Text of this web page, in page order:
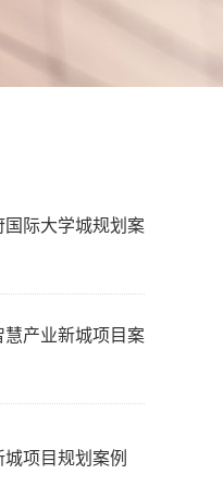
国际大学城规划案
慧产业新城项目案
项目规划案例